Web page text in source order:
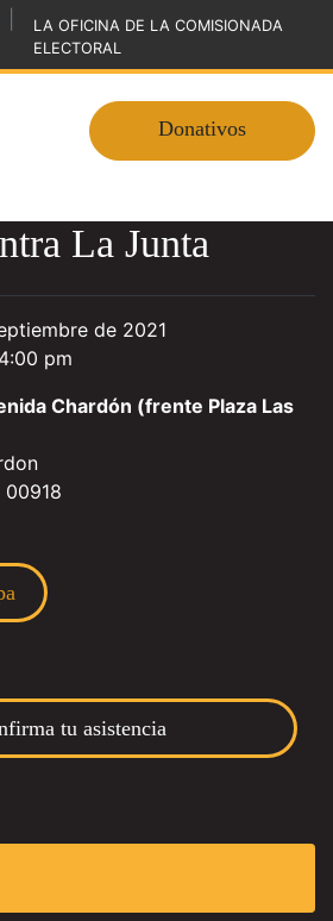
LA OFICINA DE LA COMISIONADA
ELECTORAL
Donativos
La Junta
de 2021
pm
Chardón (frente Plaza Las
00918
tu asistencia